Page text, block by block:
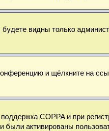
будете видны только
и щёлкните на
COPPA и при
активированы